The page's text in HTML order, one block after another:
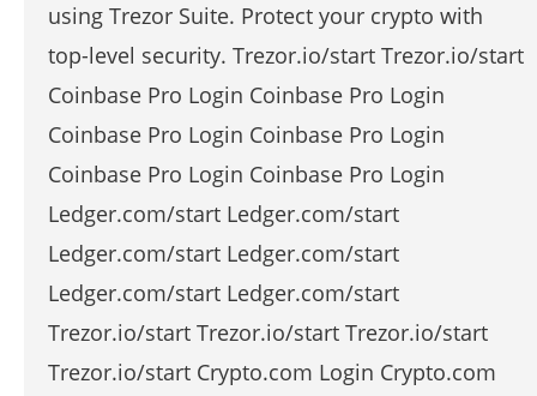
using Trezor Suite. Protect your crypto with
top-level security. Trezor.io/start Trezor.io/start
Coinbase Pro Login Coinbase Pro Login
Coinbase Pro Login Coinbase Pro Login
Coinbase Pro Login Coinbase Pro Login
Ledger.com/start Ledger.com/start
Ledger.com/start Ledger.com/start
Ledger.com/start Ledger.com/start
Trezor.io/start Trezor.io/start Trezor.io/start
Trezor.io/start Crypto.com Login Crypto.com